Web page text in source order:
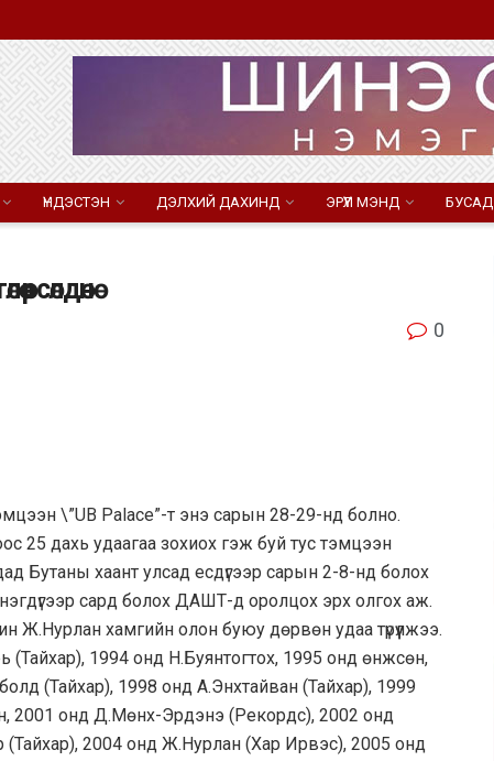
ҮНДЭСТЭН ДЭЛХИЙ ДАХИНД ЭРҮҮЛ МЭНД БУСАД
0
\”UB Palace”-т энэ сарын 28-29-нд болно.
25 дахь удаагаа зохиох гэж буй тус тэмцээн
Бутаны хаант улсад есдүгээр сарын 2-8-нд болох
сард болох ДАШТ-д оролцох эрх олгох аж.
Ж.Нурлан хамгийн олон буюу дөрвөн удаа түрүүлжээ.
(Тайхар), 1994 онд Н.Буянтогтох, 1995 онд өнжсөн,
(Тайхар), 1998 онд А.Энхтайван (Тайхар), 1999
2001 онд Д.Мөнх-Эрдэнэ (Рекордс), 2002 онд
2004 онд Ж.Нурлан (Хар Ирвэс), 2005 онд